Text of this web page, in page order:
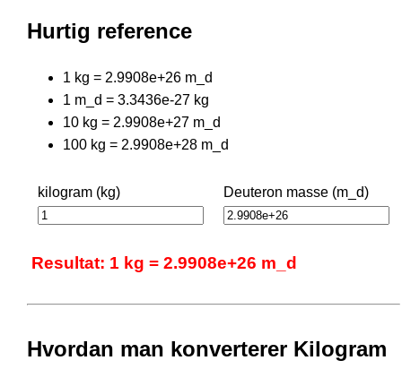
Hurtig reference
1 kg = 2.9908e+26 m_d
1 m_d = 3.3436e-27 kg
10 kg = 2.9908e+27 m_d
100 kg = 2.9908e+28 m_d
kilogram (kg) Deuteron masse (m_d)
Resultat: 1 kg = 2.9908e+26 m_d
Hvordan man konverterer Kilogram